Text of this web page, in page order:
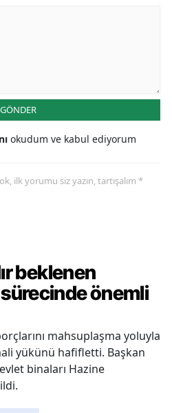
GÖNDER
okudum ve kabul ediyorum
ilk yorumu siz yazın, tartışalım *
beklenen
önemli
mahsuplaşma yoluyla
yükünü hafifletti. Başkan
binaları Hazine